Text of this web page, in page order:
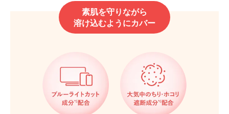
素肌を守りながら
溶け込むようにカバー